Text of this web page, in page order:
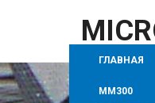
ГЛАВНАЯ
MM300